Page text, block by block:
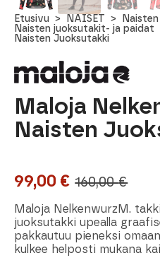
Etusivu NAISET
Naisten juoksutakit- ja paidat
Naisten Juoksutakki
Maloja
Naisten
160,00€
Alkuperäinen
hinta
oli:
160,00 €.
99,00 €
Nykyinen
hinta
on:
99,00 €.
Maloja NelkenwurzM.
juoksutakki upealla
pakkautuu pieneksi
kulkee helposti mukana